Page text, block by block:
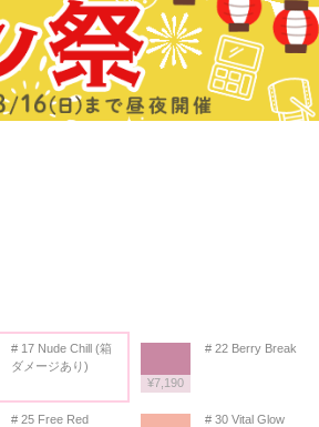
# 17 Nude Chill (箱
ダメージあり)
¥7,190
# 22 Berry Break
# 25 Free Red # 30 Vital Glow